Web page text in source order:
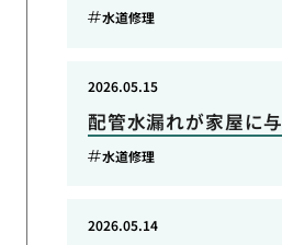
水道修理
配管水漏れが家屋に
2026.05.15
水道修理
2026.05.14